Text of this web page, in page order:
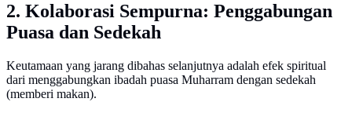
2. Kolaborasi Sempurna: Penggabungan
Puasa dan Sedekah
Keutamaan yang jarang dibahas selanjutnya adalah efek spiritual
dari menggabungkan ibadah puasa Muharram dengan sedekah
(memberi makan).